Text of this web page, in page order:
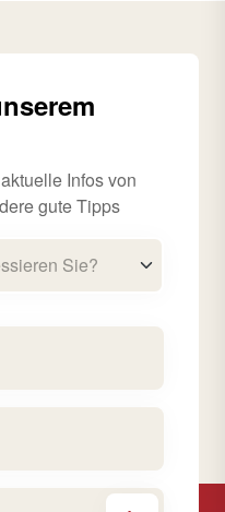
Infos von
gute Tipps
Sie?